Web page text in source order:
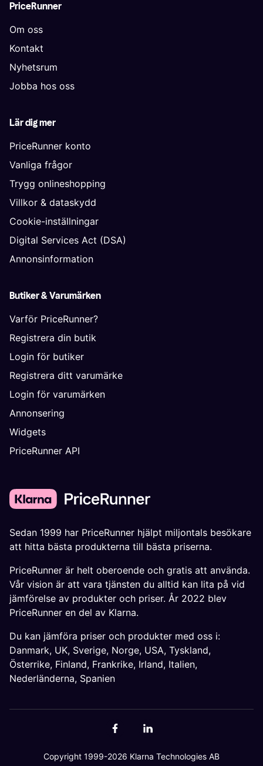
PriceRunner
Om oss
Kontakt
Nyhetsrum
Jobba hos oss
Lär dig mer
PriceRunner konto
Vanliga frågor
Trygg onlineshopping
Villkor & dataskydd
Cookie-inställningar
Digital Services Act (DSA)
Annonsinformation
Butiker & Varumärken
Varför PriceRunner?
Registrera din butik
Login för butiker
Registrera ditt varumärke
Login för varumärken
Annonsering
Widgets
PriceRunner API
Sedan 1999 har PriceRunner hjälpt miljontals besökare
att hitta bästa produkterna till bästa priserna.
PriceRunner är helt oberoende och gratis att använda.
Vår vision är att vara tjänsten du alltid kan lita på vid
jämförelse av produkter och priser. År 2022 blev
PriceRunner en del av Klarna.
Du kan jämföra priser och produkter med oss i:
Danmark, UK, Sverige, Norge, USA, Tyskland,
Österrike, Finland, Frankrike, Irland, Italien,
Nederländerna, Spanien
Copyright 1999-2026 Klarna Technologies AB